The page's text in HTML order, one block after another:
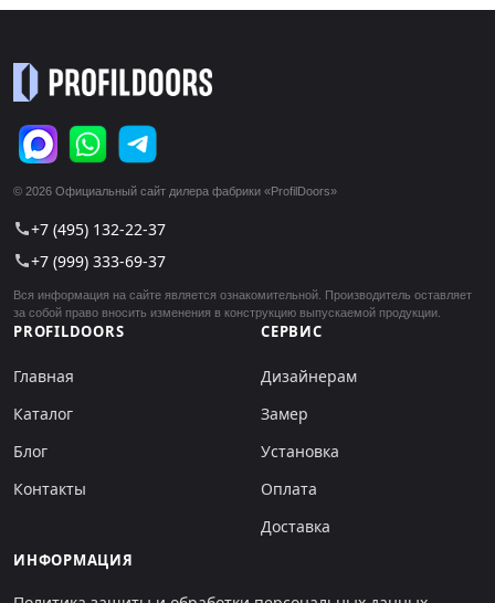
© 2026 Официальный сайт дилера фабрики «ProfilDoors»
call+7 (495) 132-22-37
call+7 (999) 333-69-37
Вся информация на сайте является ознакомительной. Производитель оставляет
за собой право вносить изменения в конструкцию выпускаемой продукции.
PROFILDOORS
Главная
Каталог
Блог
Контакты
СЕРВИС
Дизайнерам
Замер
Установка
Оплата
Доставка
ИНФОРМАЦИЯ